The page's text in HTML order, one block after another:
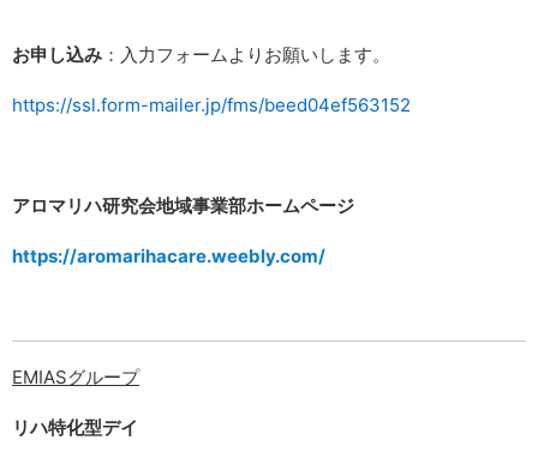
お申し込み ：入力フォームよりお願いします。
https://ssl.form-mailer.jp/fms/beed04ef563152
アロマリハ研究会地域事業部ホームページ
https://aromarihacare.weebly.com/
EMIASグループ
リハ特化型デイ